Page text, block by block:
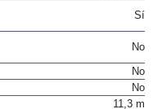
Sí
No
No
No
11,3 m